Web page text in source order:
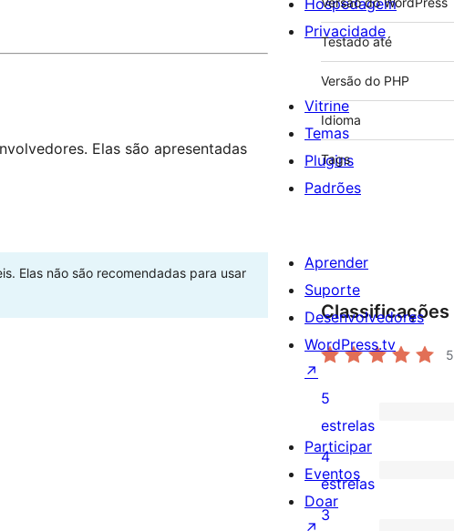
Elas são apresentadas
Elas não são recomendadas para usar
Testado até
Versão do PHP
Idioma
Tags
Classificações
5
1
avaliação
com
5
5
estrelas
0
avaliação
4
estrelas
3
Hospedagem
Privacidade
Vitrine
Temas
Plugins
Padrões
Aprender
Suporte
Desenvolvedores
WordPress.tv
↗
Participar
Eventos
Doar